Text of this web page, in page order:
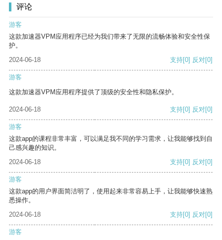
评论
游客
这款加速器VPM应用程序已经为我们带来了无限的流畅体验和安全性保
护。
2024-06-18
支持[0] 反对[0]
游客
这款加速器VPM应用程序提供了顶级的安全性和隐私保护。
2024-06-18 支持[0] 反对[0]
游客
这款app的课程非常丰富，可以满足我不同的学习需求，让我能够找到自
己感兴趣的知识。
2024-06-18
支持[0] 反对[0]
游客
这款app的用户界面简洁明了，使用起来非常容易上手，让我能够快速熟
悉操作。
2024-06-18
支持[0] 反对[0]
游客